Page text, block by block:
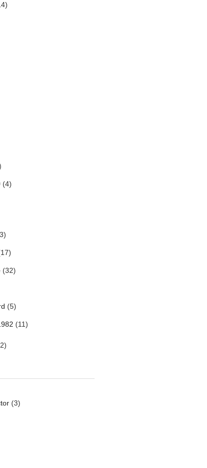
(4)
(32)
(5)
(11)
(3)